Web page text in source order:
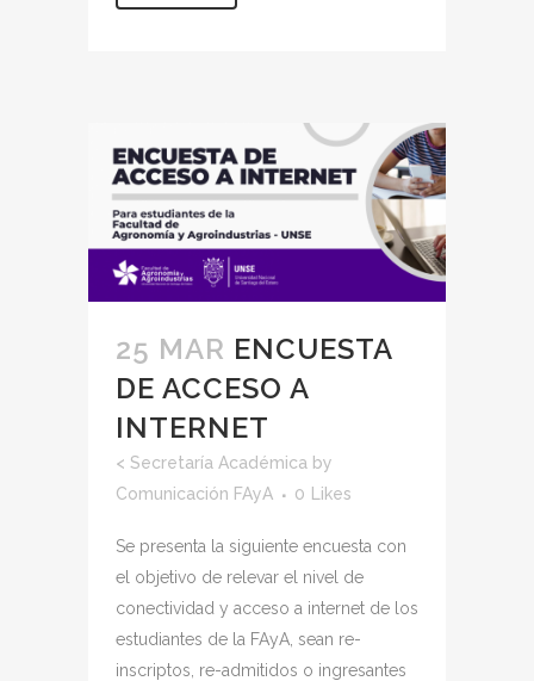
25 MAR ENCUESTA
DE ACCESO A
INTERNET
< Secretaría Académica by
Comunicación FAyA
0 Likes
Se presenta la siguiente encuesta con
el objetivo de relevar el nivel de
conectividad y acceso a internet de los
estudiantes de la FAyA, sean re-
inscriptos, re-admitidos o ingresantes